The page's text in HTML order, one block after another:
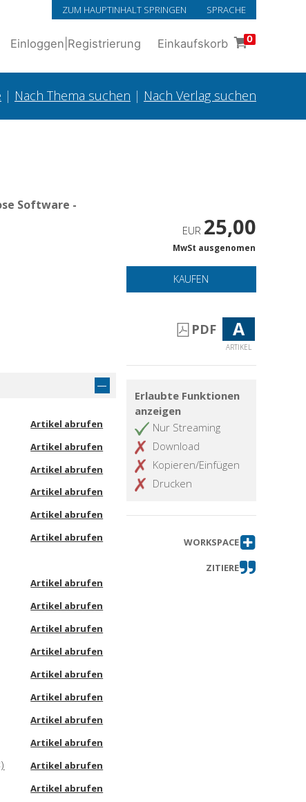
ZUM HAUPTINHALT SPRINGEN SPRACHE
Einloggen Registrierung Einkaufskorb 0
| Nach Thema suchen | Nach Verlag suchen
Software -
Artikel abrufen
Artikel abrufen
Artikel abrufen
Artikel abrufen
Artikel abrufen
Artikel abrufen
Artikel abrufen
Artikel abrufen
Artikel abrufen
Artikel abrufen
Artikel abrufen
Artikel abrufen
Artikel abrufen
Artikel abrufen
Artikel abrufen
Artikel abrufen
EUR 25,00
MwSt ausgenomen
KAUFEN
PDF A
ARTIKEL
Erlaubte Funktionen
anzeigen
Nur Streaming
Download
Kopieren/Einfügen
Drucken
WORKSPACE
ZITIERE